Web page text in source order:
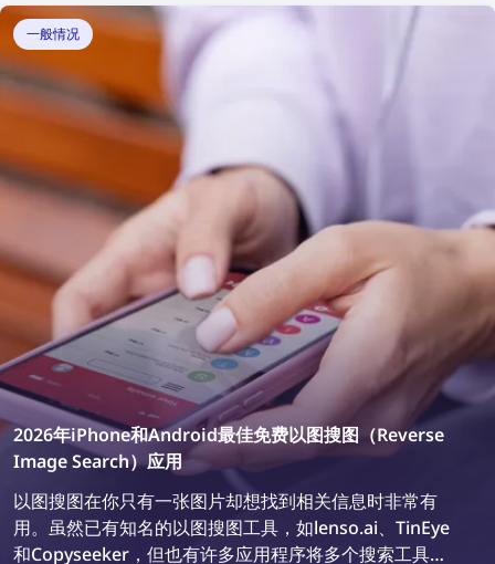
一般情况
2026年iPhone和Android最佳免费以图搜图（Reverse
Image Search）应用
以图搜图在你只有一张图片却想找到相关信息时非常有
用。虽然已有知名的以图搜图工具，如lenso.ai、TinEye
和Copyseeker，但也有许多应用程序将多个搜索工具集